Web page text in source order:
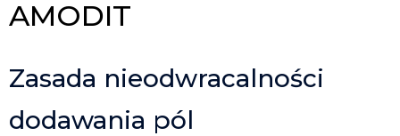
AMODIT
Zasada nieodwracalności
dodawania pól